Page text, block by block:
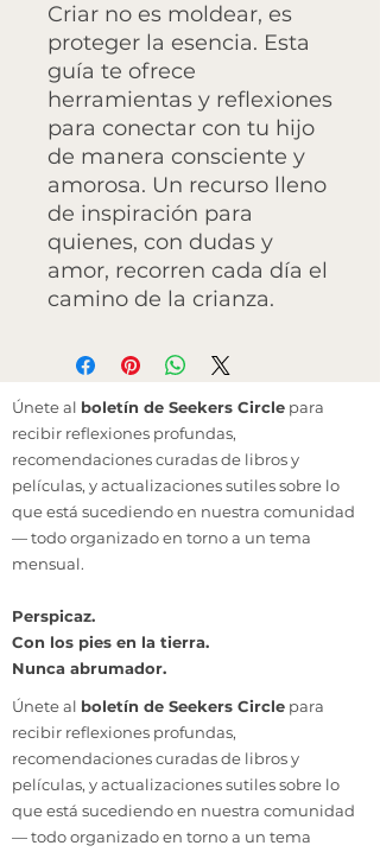
Criar no es moldear, es
proteger la esencia. Esta
guía te ofrece
herramientas y reflexiones
para conectar con tu hijo
de manera consciente y
amorosa. Un recurso lleno
de inspiración para
quienes, con dudas y
amor, recorren cada día el
camino de la crianza.
Únete al boletín de Seekers Circle para
recibir reflexiones profundas,
recomendaciones curadas de libros y
películas, y actualizaciones sutiles sobre lo
que está sucediendo en nuestra comunidad
— todo organizado en torno a un tema
mensual.
Perspicaz.
Con los pies en la tierra.
Nunca abrumador.
Únete al boletín de Seekers Circle para
recibir reflexiones profundas,
recomendaciones curadas de libros y
películas, y actualizaciones sutiles sobre lo
que está sucediendo en nuestra comunidad
— todo organizado en torno a un tema